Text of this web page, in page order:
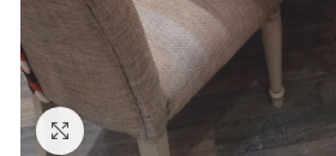
Click to enlarge